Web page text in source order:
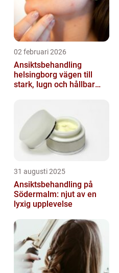
02 februari 2026
Ansiktsbehandling
helsingborg vägen till
stark, lugn och hållbar
31 augusti 2025
Ansiktsbehandling på
Södermalm: njut av en
lyxig upplevelse